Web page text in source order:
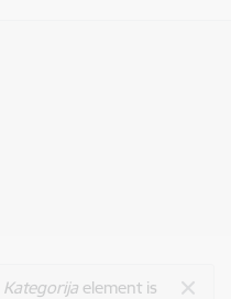
Kategorija element is